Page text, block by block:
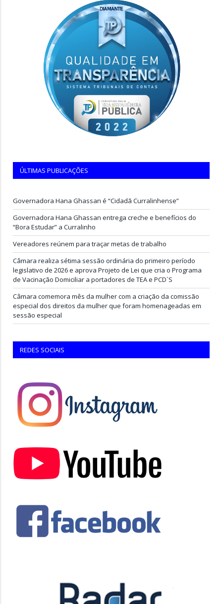
ÚLTIMAS PUBLICAÇÕES
Governadora Hana Ghassan é “Cidadã Curralinhense”
Governadora Hana Ghassan entrega creche e benefícios do
“Bora Estudar” a Curralinho
Vereadores reúnem para traçar metas de trabalho
Câmara realiza sétima sessão ordinária do primeiro período
legislativo de 2026 e aprova Projeto de Lei que cria o Programa
de Vacinação Domiciliar a portadores de TEA e PCD`S
Câmara comemora mês da mulher com a criação da comissão
especial dos direitos da mulher que foram homenageadas em
sessão especial
REDES SOCIAIS